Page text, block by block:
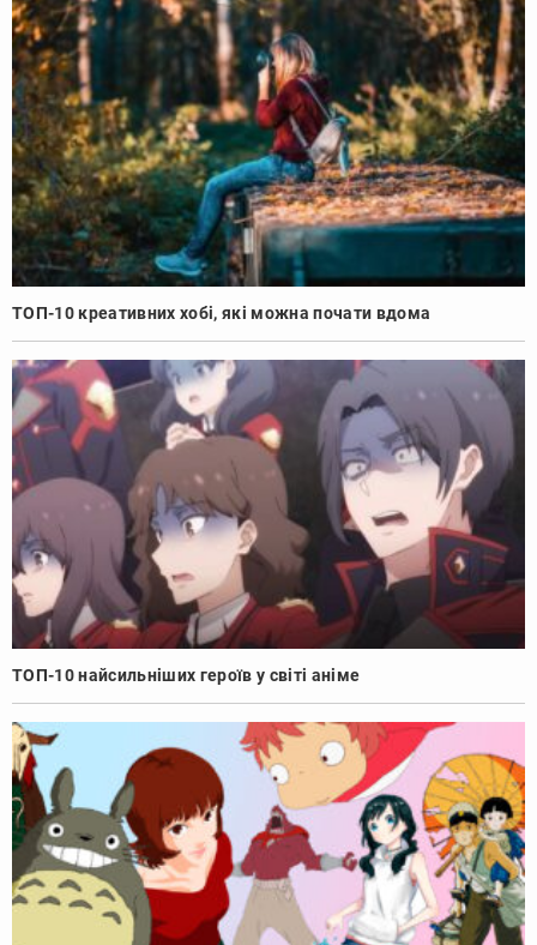
ТОП-10 креативних хобі, які можна почати вдома
ТОП-10 найсильніших героїв у світі аніме